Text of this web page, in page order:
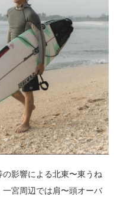
影響による北東〜東うね
一宮周辺では肩〜頭オーバ
ア